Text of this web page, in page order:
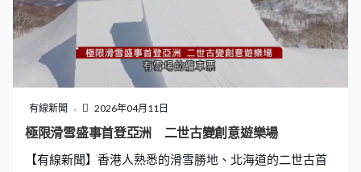
主韋卓諾。 棗紅衫韋卓諾8強淘汰澳洲的迪文奴，晉級過
程贏過上屆亞軍慕斯迪。這位摩納哥球手先贏6比4，排名
23鬥第6，韋卓諾第二盤失了兩個發球局，被迪文奴以6比
3追平。 韋卓諾決勝第三盤找回手感，6次面臨破發危機都
能化解。主場觀眾落力打氣下，韋卓諾贏6比3，盤數2比
1，生涯第4次擊敗世界前十球手，成為首位東道主，打入
這項賽事4強。
有線新聞 2026年04月11日
極限滑雪盛事首登亞洲 二世古變創意遊樂場
【有線新聞】香港人熟悉的滑雪勝地、北海道的二世古首